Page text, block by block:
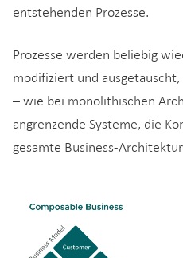
entstehenden Prozesse.
Prozesse werden beliebig
modifiziert und
– wie bei monolithischen
angrenzende Systeme, die
gesamte Business-